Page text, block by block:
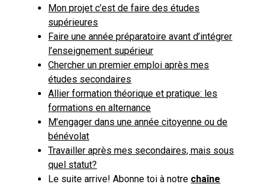
Mon projet c’est de faire des études
supérieures
Faire une année préparatoire avant d’intégrer
l’enseignement supérieur
Chercher un premier emploi après mes
études secondaires
Allier formation théorique et pratique: les
formations en alternance
M’engager dans une année citoyenne ou de
bénévolat
Travailler après mes secondaires, mais sous
quel statut?
Le suite arrive! Abonne toi à notre chaîne